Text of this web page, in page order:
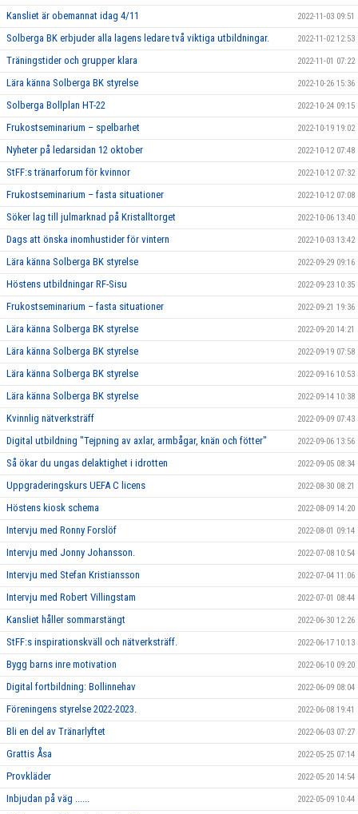
Kansliet är obemannat idag 4/11 2022-11-03 09:51
Solberga BK erbjuder alla lagens ledare två viktiga utbildningar. 2022-11-02 12:53
Träningstider och grupper klara 2022-11-01 07:22
Lära känna Solberga BK styrelse 2022-10-26 15:36
Solberga Bollplan HT-22 2022-10-24 09:15
Frukostseminarium – spelbarhet 2022-10-19 19:02
Nyheter på ledarsidan 12 oktober 2022-10-12 07:48
StFF:s tränarforum för kvinnor 2022-10-12 07:32
Frukostseminarium – fasta situationer 2022-10-12 07:08
Söker lag till julmarknad på Kristalltorget 2022-10-06 13:40
Dags att önska inomhustider för vintern 2022-10-03 13:42
Lära känna Solberga BK styrelse 2022-09-29 09:16
Höstens utbildningar RF-Sisu 2022-09-23 10:35
Frukostseminarium – fasta situationer 2022-09-21 19:36
Lära känna Solberga BK styrelse 2022-09-20 14:21
Lära känna Solberga BK styrelse 2022-09-19 07:58
Lära känna Solberga BK styrelse 2022-09-16 10:53
Lära känna Solberga BK styrelse 2022-09-14 10:38
Kvinnlig nätverksträff 2022-09-09 07:43
Digital utbildning "Tejpning av axlar, armbågar, knän och fötter" 2022-09-06 13:56
Så ökar du ungas delaktighet i idrotten 2022-09-05 08:34
Uppgraderingskurs UEFA C licens 2022-08-30 08:21
Höstens kiosk schema 2022-08-09 14:20
Intervju med Ronny Forslöf 2022-08-01 09:14
Intervju med Jonny Johansson. 2022-07-08 10:54
Intervju med Stefan Kristiansson 2022-07-04 11:06
Intervju med Robert Villingstam 2022-07-01 08:44
Kansliet håller sommarstängt 2022-06-30 12:26
StFF:s inspirationskväll och nätverksträff. 2022-06-17 10:13
Bygg barns inre motivation 2022-06-10 09:20
Digital fortbildning: Bollinnehav 2022-06-09 08:04
Föreningens styrelse 2022-2023. 2022-06-08 19:41
Bli en del av Tränarlyftet 2022-06-03 07:27
Grattis Åsa 2022-05-25 07:14
Provkläder 2022-05-20 14:54
Inbjudan på väg ...... 2022-05-09 10:44